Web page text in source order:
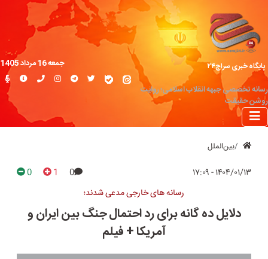
پایگاه خبری سراج۲۴
رسانه تخصصی جبهه انقلاب اسلامی؛ روایت
روشن حقیقت
جمعه 16 مرداد 1405
بین‌الملل
۱۴۰۴/۰۱/۱۳ - ۱۷:۰۹ 0
1
0
رسانه های خارجی مدعی شدند؛
دلایل ده گانه برای رد احتمال جنگ بین ایران و
آمریکا + فیلم